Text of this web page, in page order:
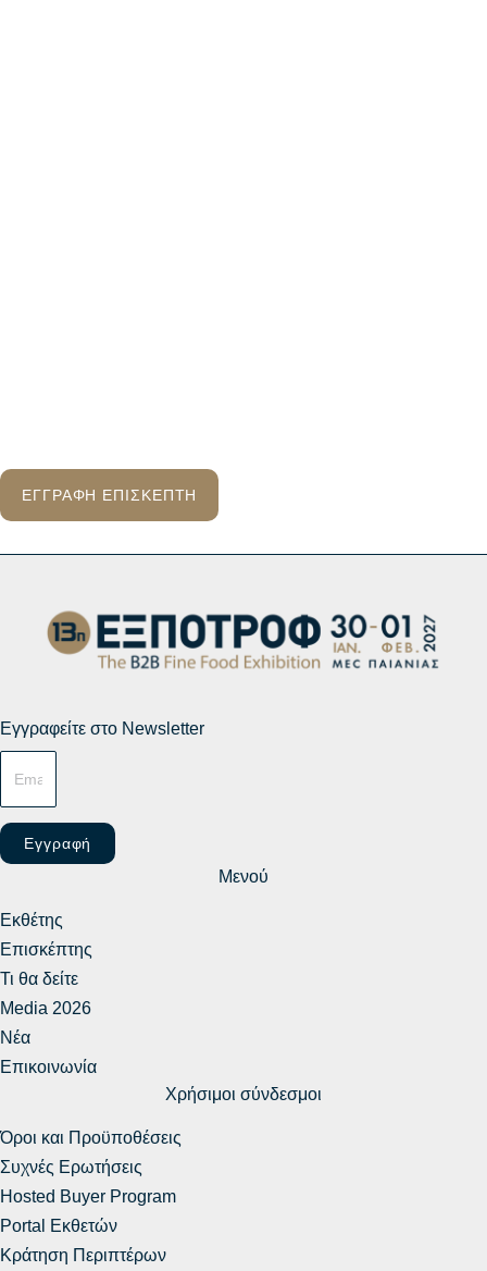
ΕΓΓΡΑΦΗ ΕΠΙΣΚΕΠΤΗ
Εγγραφείτε στο Newsletter
Εγγραφή
Μενού
Εκθέτης
Επισκέπτης
Τι θα δείτε
Media 2026
Νέα
Επικοινωνία
Χρήσιμοι σύνδεσμοι
Όροι και Προϋποθέσεις
Συχνές Ερωτήσεις
Hosted Buyer Program
Portal Εκθετών
Κράτηση Περιπτέρων